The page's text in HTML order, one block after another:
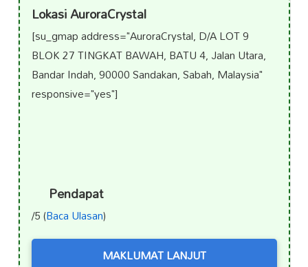
Lokasi AuroraCrystal
[su_gmap address="AuroraCrystal, D/A LOT 9
BLOK 27 TINGKAT BAWAH, BATU 4, Jalan Utara,
Bandar Indah, 90000 Sandakan, Sabah, Malaysia"
responsive="yes"]
Pendapat
/5 (Baca Ulasan)
MAKLUMAT LANJUT